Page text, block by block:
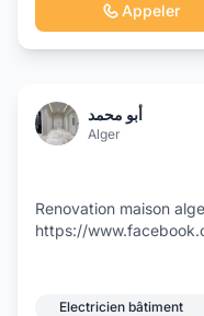
Appeler
أبو محمد
Alger
Renovation maison
https://
Electricien bâtiment